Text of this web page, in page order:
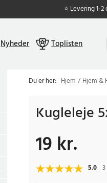
⭐ Levering 1-2
Nyheder Toplisten
Du er her: Hjem Hjem &
Kugleleje
Pris:19 kr.
19 kr.
5.0